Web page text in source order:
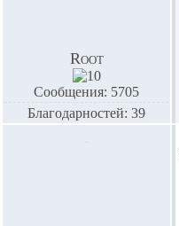
Root
Сообщения: 5705
Благодарностей: 39